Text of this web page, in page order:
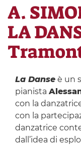
A.
LA
La Danseè un
pianista
con la
con la
danzatrice
dall’idea di